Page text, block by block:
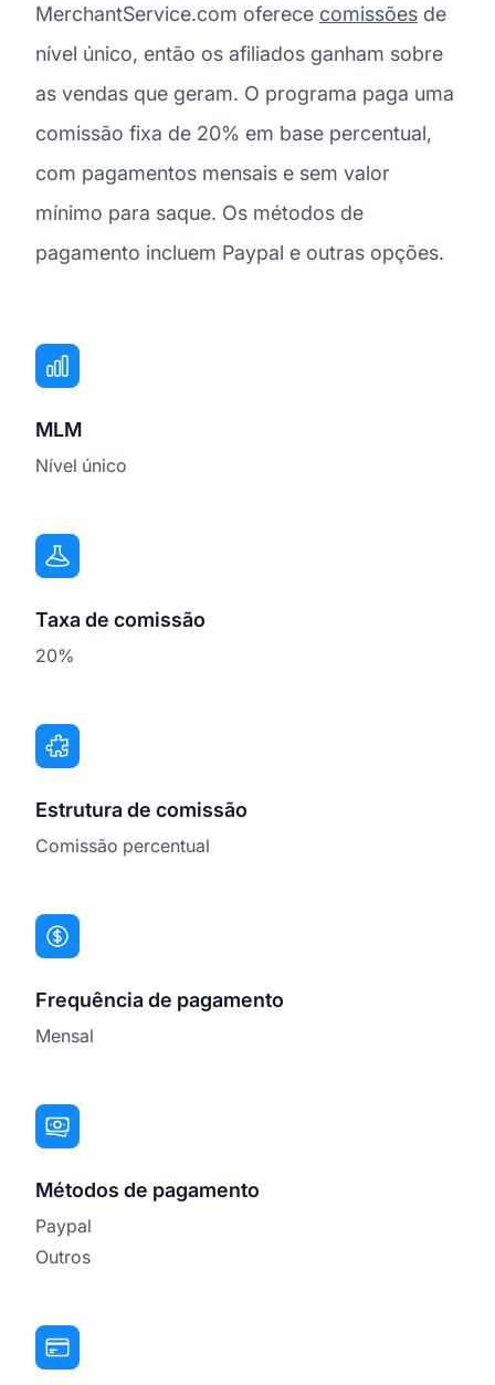
MerchantService.com oferece comissões de
nível único, então os afiliados ganham sobre
as vendas que geram. O programa paga uma
comissão fixa de 20% em base percentual,
com pagamentos mensais e sem valor
mínimo para saque. Os métodos de
pagamento incluem Paypal e outras opções.
MLM
Nível único
Taxa de comissão
20%
Estrutura de comissão
Comissão percentual
Frequência de pagamento
Mensal
Métodos de pagamento
Paypal
Outros